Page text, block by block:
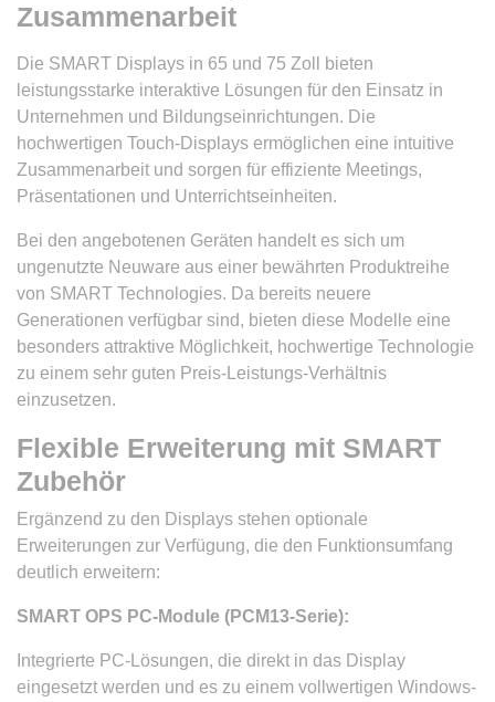
Zusammenarbeit
Die SMART Displays in 65 und 75 Zoll bieten
leistungsstarke interaktive Lösungen für den Einsatz in
Unternehmen und Bildungseinrichtungen. Die
hochwertigen Touch-Displays ermöglichen eine intuitive
Zusammenarbeit und sorgen für effiziente Meetings,
Präsentationen und Unterrichtseinheiten.
Bei den angebotenen Geräten handelt es sich um
ungenutzte Neuware aus einer bewährten Produktreihe
von SMART Technologies. Da bereits neuere
Generationen verfügbar sind, bieten diese Modelle eine
besonders attraktive Möglichkeit, hochwertige Technologie
zu einem sehr guten Preis-Leistungs-Verhältnis
einzusetzen.
Flexible Erweiterung mit SMART
Zubehör
Ergänzend zu den Displays stehen optionale
Erweiterungen zur Verfügung, die den Funktionsumfang
deutlich erweitern:
SMART OPS PC-Module (PCM13-Serie):
Integrierte PC-Lösungen, die direkt in das Display
eingesetzt werden und es zu einem vollwertigen Windows-